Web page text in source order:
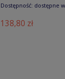
Dostępność: dostępne
138,80 zł